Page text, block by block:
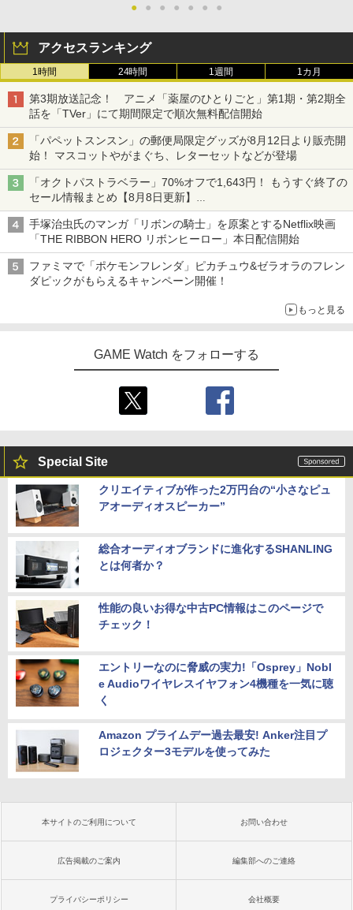
● ● ● ● ● ● ●
アクセスランキング
1時間 24時間 1週間 1カ月
第3期放送記念！ アニメ「薬屋のひとりごと」第1期・第2期全
話を「TVer」にて期間限定で順次無料配信開始
「パペットスンスン」の郵便局限定グッズが8月12日より販売開
始！ マスコットやがまぐち、レターセットなどが登場
「オクトパストラベラー」70%オフで1,643円！ もうすぐ終了の
セール情報まとめ【8月8日更新】
ニンテンドーeショップでは「大神 絶景版」が67%オフで990円
手塚治虫氏のマンガ「リボンの騎士」を原案とするNetflix映画
「THE RIBBON HERO リボンヒーロー」本日配信開始
ファミマで「ポケモンフレンダ」ピカチュウ&ゼラオラのフレン
ダピックがもらえるキャンペーン開催！
もっと見る
GAME Watch をフォローする
Special Site
クリエイティブが作った2万円台の“小さなピュ
アオーディオスピーカー”
総合オーディオブランドに進化するSHANLING
とは何者か？
性能の良いお得な中古PC情報はこのページで
チェック！
エントリーなのに脅威の実力!「Osprey」Nobl
e Audioワイヤレスイヤフォン4機種を一気に聴
く
Amazon プライムデー過去最安! Anker注目プ
ロジェクター3モデルを使ってみた
本サイトのご利用について お問い合わせ
広告掲載のご案内 編集部へのご連絡
プライバシーポリシー 会社概要